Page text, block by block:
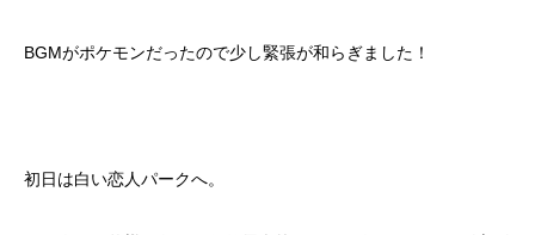
BGMがポケモンだったので少し緊張が和らぎました！
初日は白い恋人パークへ。